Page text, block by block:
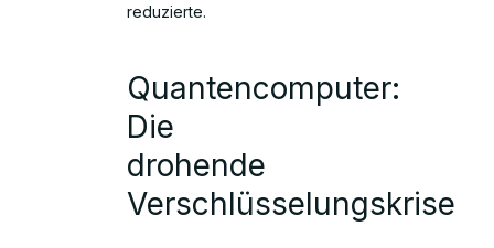
reduzierte.
Quantencomputer:
Die
drohende
Verschlüsselungskrise